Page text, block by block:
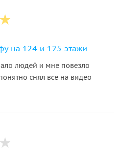
на 124 и 125 этажи
людей и мне повезло
снял все на видео